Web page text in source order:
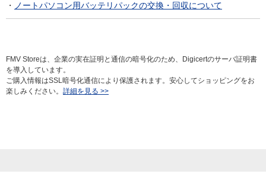
ノートパソコン用バッテリパックの交換・回収について
FMV Storeは、企業の実在証明と通信の暗号化のため、Digicertのサーバ証明書
を導入しています。
ご購入情報はSSL暗号化通信により保護されます。安心してショッピングをお
楽しみください。 詳細を見る >>